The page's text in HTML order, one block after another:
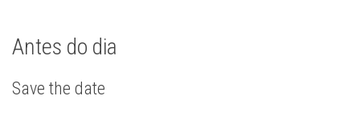
Antes do dia
Save the date